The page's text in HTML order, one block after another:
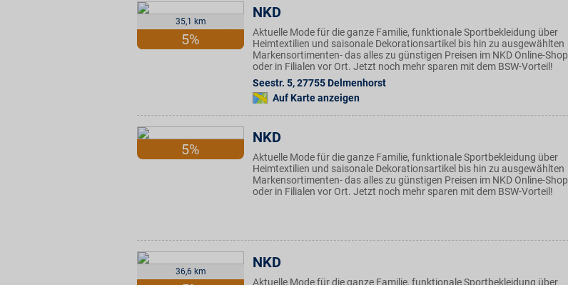
35,1 km
5%
NKD
Aktuelle Mode für die ganze Familie, funktionale Sportbekleidung über
Heimtextilien und saisonale Dekorationsartikel bis hin zu ausgewählten
Markensortimenten- das alles zu günstigen Preisen im NKD Online-Shop
oder in Filialen vor Ort. Jetzt noch mehr sparen mit dem BSW-Vorteil!
Seestr. 5,27755 Delmenhorst
Auf Karte anzeigen
5%
NKD
Aktuelle Mode für die ganze Familie, funktionale Sportbekleidung über
Heimtextilien und saisonale Dekorationsartikel bis hin zu ausgewählten
Markensortimenten- das alles zu günstigen Preisen im NKD Online-Shop
oder in Filialen vor Ort. Jetzt noch mehr sparen mit dem BSW-Vorteil!
36,6 km
NKD
Aktuelle Mode für die ganze Familie, funktionale Sportbekleidung über